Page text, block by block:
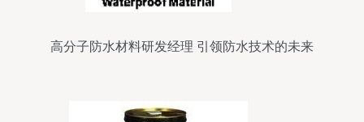
高分子防水材料研发经理 引领防水技术的未来